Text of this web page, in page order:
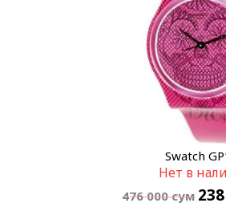
Swatch
Нет в
476 000сум